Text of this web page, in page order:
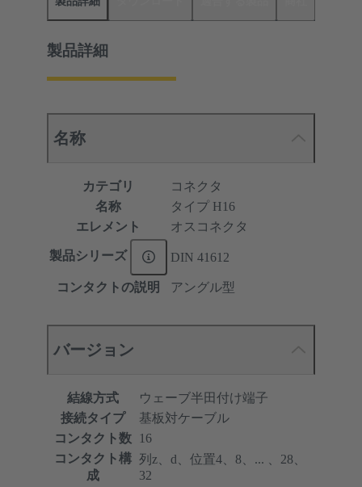
製品詳細
名称
カテゴリ
コネクタ
名称
タイプ H16
エレメント
オスコネクタ
製品シリーズ DIN 41612
コンタクトの説明 アングル型
バージョン
結線方式
ウェーブ半田付け端子
接続タイプ
基板対ケーブル
コンタクト数
16
コンタクト構
成
列z、d、位置4、8、... 、28、
32